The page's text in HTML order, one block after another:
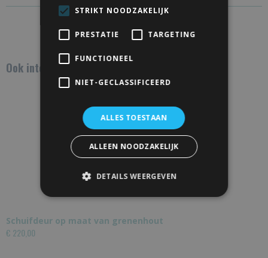
Save
Ook interessant
Schuifdeur op maat van grenenhout
€ 220,00
STRIKT NOODZAKELIJK
PRESTATIE TARGETING
FUNCTIONEEL
NIET-GECLASSIFICEERD
ALLES TOESTAAN
ALLEEN NOODZAKELIJK
DETAILS WEERGEVEN